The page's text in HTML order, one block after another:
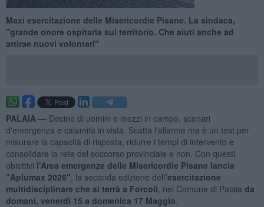
Maxi esercitazione delle Misericordie Pisane. La sindaca,
"grande onore ospitarla sul territorio. Che aiuti anche ad
attirae nuovi volontari"
PALAIA — Decine di uomini e mezzi in campo, scenari
d'emergenza e calamità in vista. Scatta l'allarme ma è un test per
misurare la capacità di risposta, ridurre i tempi di intervento e
consolidare la rete del soccorso provinciale e non. Con questi
obiettivi l'Area emergenze delle Misericordie Pisane lancia
"Aplumax 2026" , la seconda edizione dell’esercitazione
multidisciplinare che si terrà a Forcoli , nel Comune di Palaia da
domani, venerdì 15 a domenica 17 Maggio